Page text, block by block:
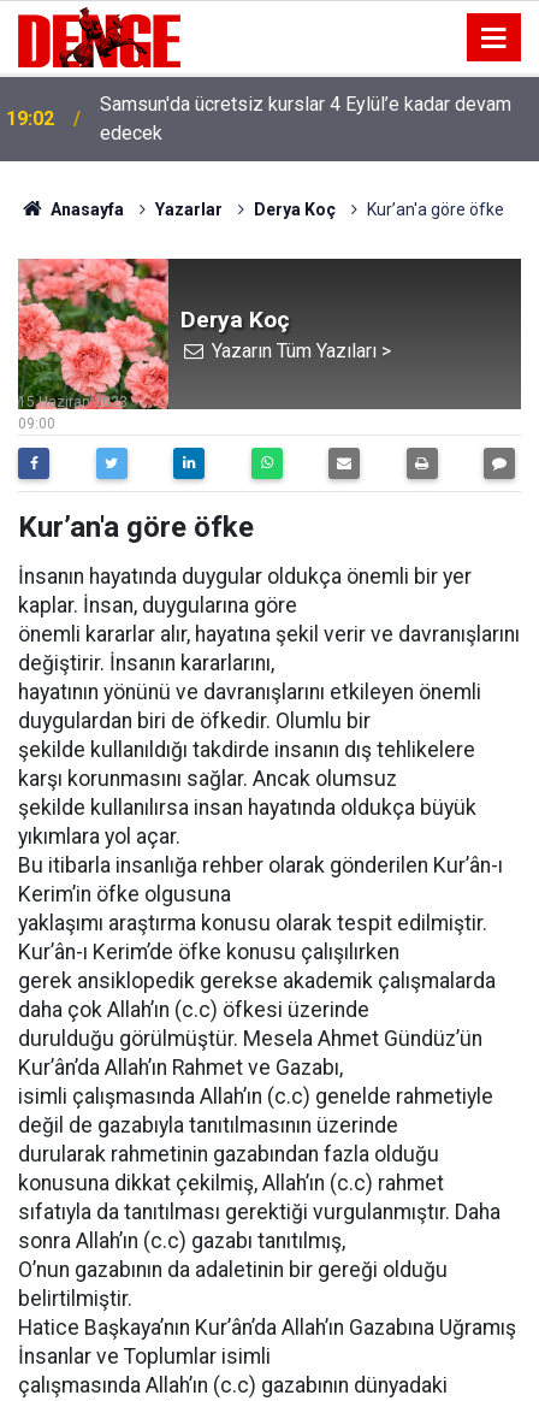
19:02
Samsun'da ücretsiz kurslar 4 Eylül’e kadar devam
edecek
Anasayfa Yazarlar Derya Koç Kur’an'a göre öfke
Derya Koç
Yazarın Tüm Yazıları >
09:00
15 Haziran 2023
Kur’an'a göre öfke
İnsanın hayatında duygular oldukça önemli bir yer
kaplar. İnsan, duygularına göre
önemli kararlar alır, hayatına şekil verir ve davranışlarını
değiştirir. İnsanın kararlarını,
hayatının yönünü ve davranışlarını etkileyen önemli
duygulardan biri de öfkedir. Olumlu bir
şekilde kullanıldığı takdirde insanın dış tehlikelere
karşı korunmasını sağlar. Ancak olumsuz
şekilde kullanılırsa insan hayatında oldukça büyük
yıkımlara yol açar.
Bu itibarla insanlığa rehber olarak gönderilen Kur’ân-ı
Kerim’in öfke olgusuna
yaklaşımı araştırma konusu olarak tespit edilmiştir.
Kur’ân-ı Kerim’de öfke konusu çalışılırken
gerek ansiklopedik gerekse akademik çalışmalarda
daha çok Allah’ın (c.c) öfkesi üzerinde
durulduğu görülmüştür. Mesela Ahmet Gündüz’ün
Kur’ân’da Allah’ın Rahmet ve Gazabı,
isimli çalışmasında Allah’ın (c.c) genelde rahmetiyle
değil de gazabıyla tanıtılmasının üzerinde
durularak rahmetinin gazabından fazla olduğu
konusuna dikkat çekilmiş, Allah’ın (c.c) rahmet
sıfatıyla da tanıtılması gerektiği vurgulanmıştır. Daha
sonra Allah’ın (c.c) gazabı tanıtılmış,
O’nun gazabının da adaletinin bir gereği olduğu
belirtilmiştir.
Hatice Başkaya’nın Kur’ân’da Allah’ın Gazabına Uğramış
İnsanlar ve Toplumlar isimli
çalışmasında Allah’ın (c.c) gazabının dünyadaki